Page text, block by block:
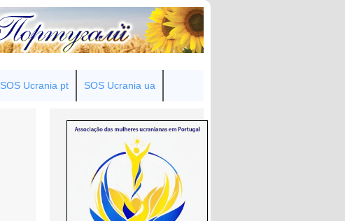
SOS Ucrania pt SOS Ucrania ua